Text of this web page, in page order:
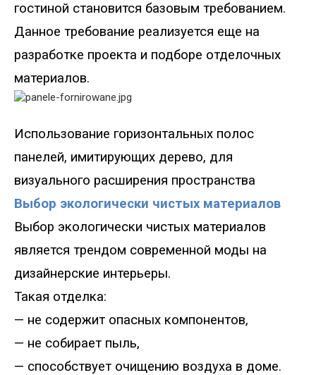
гостиной становится базовым требованием.
Данное требование реализуется еще на
разработке проекта и подборе отделочных
материалов.
Использование горизонтальных полос
панелей, имитирующих дерево, для
визуального расширения пространства
Выбор экологически чистых материалов
Выбор экологически чистых материалов
является трендом современной моды на
дизайнерские интерьеры.
Такая отделка:
— не содержит опасных компонентов,
— не собирает пыль,
— способствует очищению воздуха в доме.